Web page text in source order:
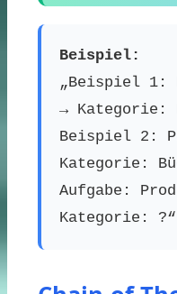
Beispiel:
„Beispiel 1:
→ Kategorie:
Beispiel 2:
Kategorie:
Aufgabe:
Kategorie: ?“